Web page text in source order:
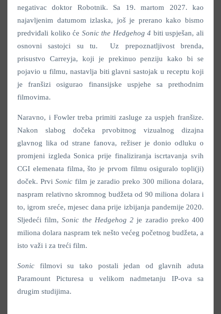
negativac doktor Robotnik. Sa 19. martom 2027. kao
najavljenim datumom izlaska, još je prerano kako bismo
predviđali koliko će Sonic the Hedgehog 4 biti uspješan, ali
osnovni sastojci su tu. Uz prepoznatljivost brenda,
prisustvo Carreyja, koji je prekinuo penziju kako bi se
pojavio u filmu, nastavlja biti glavni sastojak u receptu koji
je franšizi osigurao finansijske uspjehe sa prethodnim
filmovima.
Naravno, i Fowler treba primiti zasluge za uspjeh franšize.
Nakon slabog dočeka prvobitnog vizualnog dizajna
glavnog lika od strane fanova, režiser je donio odluku o
promjeni izgleda Sonica prije finaliziranja iscrtavanja svih
CGI elemenata filma, što je prvom filmu osiguralo topli(ji)
doček. Prvi Sonic film je zaradio preko 300 miliona dolara,
naspram relativno skromnog budžeta od 90 miliona dolara i
to, igrom sreće, mjesec dana prije izbijanja pandemije 2020.
Sljedeći film,Sonic the Hedgehog 2je zaradio preko 400
miliona dolara naspram tek nešto većeg početnog budžeta, a
isto važi i za treći film.
Sonic filmovi su tako postali jedan od glavnih aduta
Paramount Picturesa u velikom nadmetanju IP-ova sa
drugim studijima.